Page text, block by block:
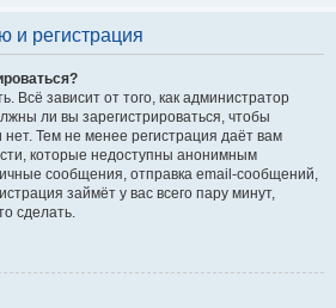
и регистрация
Всё зависит от того, как администратор
ли вы зарегистрироваться, чтобы
Тем не менее регистрация даёт вам
которые недоступны анонимным
сообщения, отправка email-сообщений,
займёт у вас всего пару минут,
сделать.